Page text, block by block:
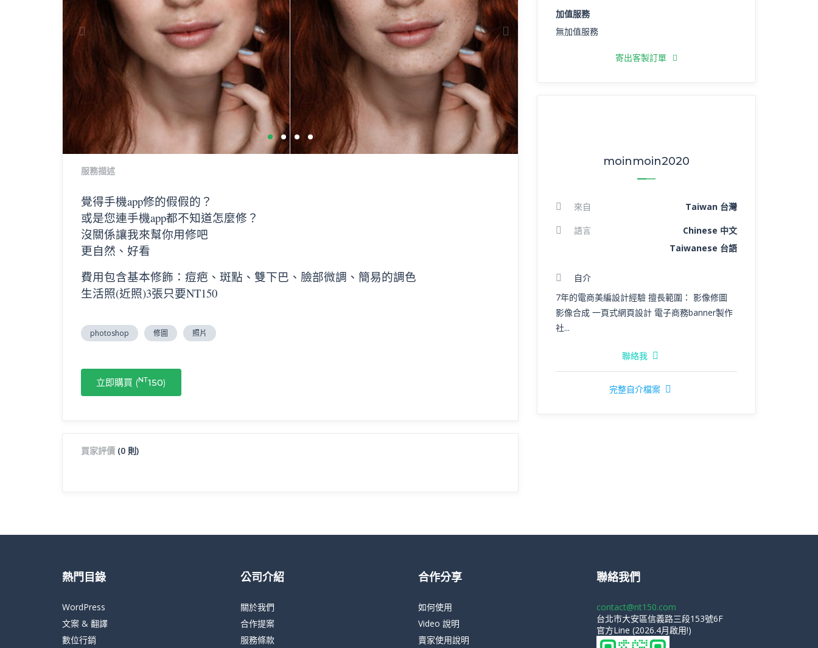
服務描述
覺得手機app修的假假的？
或是您連手機app都不知道怎麼修？
沒關係讓我來幫你用修吧
更自然、好看
費用包含基本修飾：痘疤、斑點、雙下巴、臉部微調、簡易的調色
生活照(近照)3張只要NT150
photoshop 修圖 照片
立即購買 (NT150)
買家評價 (0 則)
加值服務
無加值服務
寄出客製訂單
moinmoin2020
來自 Taiwan 台灣
語言
Chinese 中文
Taiwanese 台語
自介
7年的電商美編設計經驗 擅長範圍： 影像修圖
影像合成 一頁式網頁設計 電子商務banner製作
社...
聯絡我
完整自介檔案
熱門目錄
WordPress
文案 & 翻譯
數位行銷
公司介紹
關於我們
合作提案
服務條款
合作分享
如何使用
Video 說明
賣家使用說明
聯絡我們
contact@nt150.com
台北市大安區信義路三段153號6F
官方Line (2026.4月啟用!)